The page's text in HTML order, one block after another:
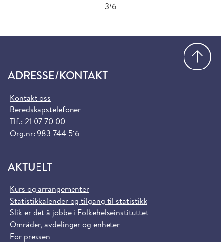
3/6
ADRESSE/KONTAKT
Kontakt oss
Beredskapstelefoner
Tlf.: 21 07 70 00
Org.nr: 983 744 516
AKTUELT
Kurs og arrangementer
Statistikkalender og tilgang til statistikk
Slik er det å jobbe i Folkehelseinstituttet
Områder, avdelinger og enheter
For pressen